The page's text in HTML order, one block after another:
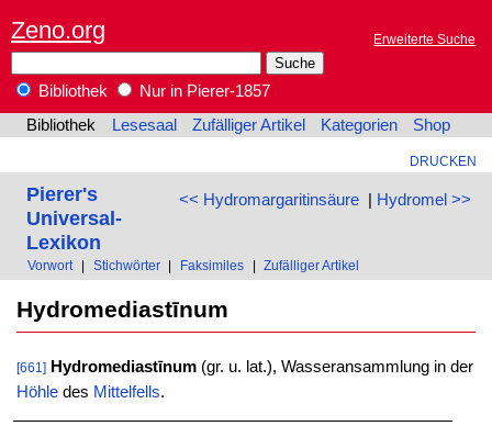
Zeno.org Erweiterte Suche
Bibliothek
Nur in Pierer-1857
Bibliothek
Lesesaal Zufälliger Artikel Kategorien Shop
DRUCKEN
<< Hydromargaritinsäure| Hydromel >>
Pierer's
Universal-
Lexikon
Vorwort Stichwörter Faksimiles Zufälliger Artikel
Hydromediastīnum
[661] Hydromediastīnum(gr. u. lat.), Wasseransammlung in der
Höhledes Mittelfells.